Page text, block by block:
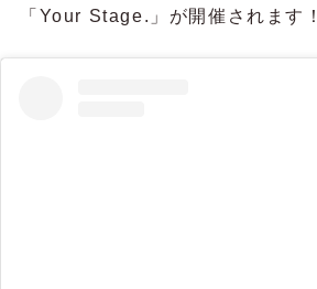
「Your Stage.」が開催されます！